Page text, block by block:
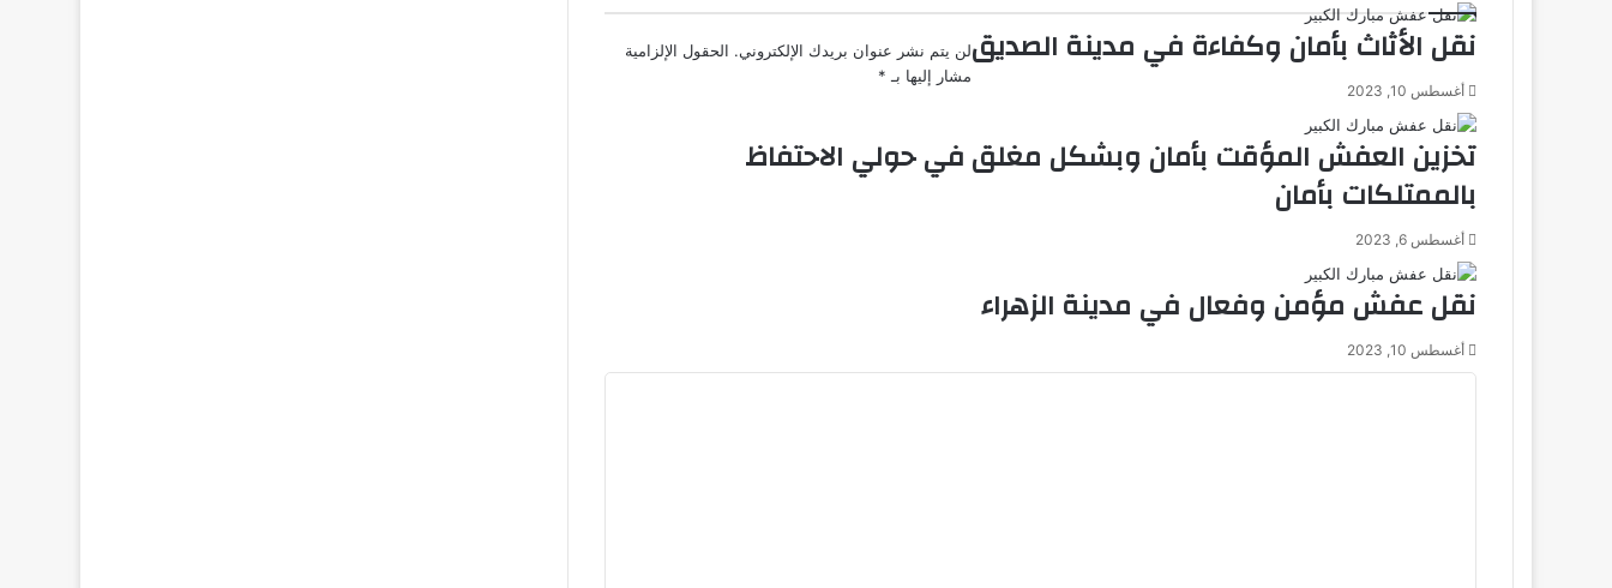
نقل الأثاث بأمان وكفاءة في مدينة الصديق
أغسطس 10, 2023
تخزين العفش المؤقت بأمان وبشكل مغلق في حولي الاحتفاظ
بالممتلكات بأمان
أغسطس 6, 2023
نقل عفش مؤمن وفعال في مدينة الزهراء
أغسطس 10, 2023
لن يتم نشر عنوان بريدك الإلكتروني. الحقول الإلزامية
مشار إليها بـ *